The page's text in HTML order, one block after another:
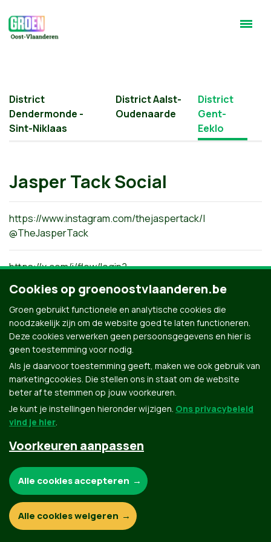
District
Dendermonde -
Sint-Niklaas
District Aalst-
Oudenaarde
District
Gent-
Eeklo
Jasper Tack Social
https://www.instagram.com/thejaspertack/|
@TheJasperTack
https://x.com/i/flow/login?
@TheJasperTack
https://www.tiktok.com/@thejaspertack|
@TheJasperTack
Groen.be
© Copyright Groen 2026 | Gemaakt met NationBuilder
Contact Privacybeleid
Cookies op groenoostvlaanderen.be
Groen gebruikt functionele en analytische cookies die
noodzakelijk zijn om de website goed te laten functioneren.
Deze cookies verwerken geen persoonsgegevens en hier is
geen toestemming voor nodig.
Als je daarvoor toestemming geeft, maken we ook gebruik van
marketingcookies. Die stellen ons in staat om de website
beter af te stemmen op jouw voorkeuren.
Je kunt je instellingen hieronder wijzigen. Ons privacybeleid
vind je hier.
Voorkeuren aanpassen
Functionele en analytische cookies:
Alle cookies accepteren
Alle cookies weigeren